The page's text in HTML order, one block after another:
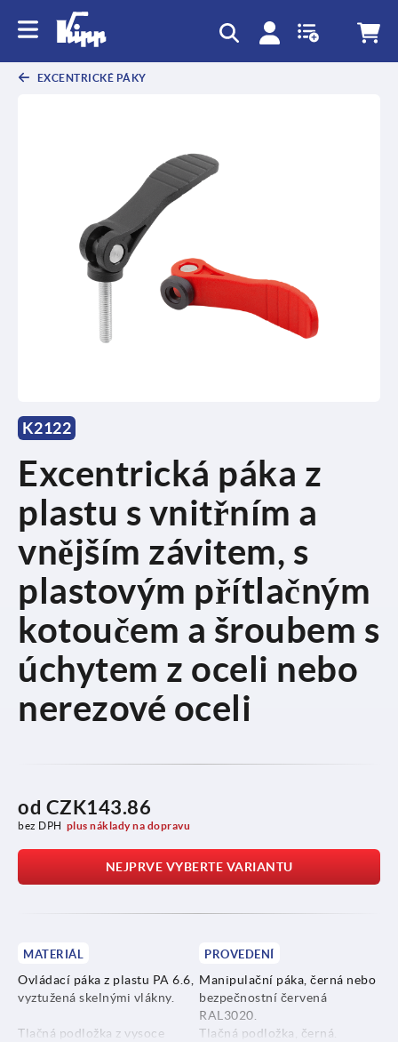
EXCENTRICKÉ PÁKY
K2122
Excentrická páka z
plastu s vnitřním a
vnějším závitem, s
plastovým přítlačným
kotoučem a šroubem s
úchytem z oceli nebo
nerezové oceli
od CZK143.86
bez DPH plus náklady na dopravu
NEJPRVE VYBERTE VARIANTU
MATERIÁL
Ovládací páka z plastu PA 6.6,
vyztužená skelnými vlákny.
Tlačná podložka z vysoce
PROVEDENÍ
Manipulační páka, černá nebo
bezpečnostní červená
RAL3020.
Tlačná podložka, černá.